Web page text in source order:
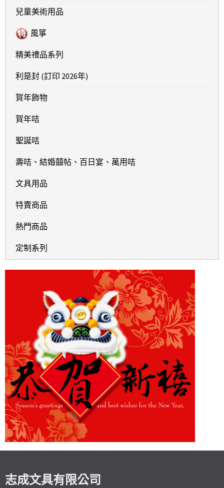
兒童美術用品
風箏
精美禮品系列
利是封 (訂印 2026年)
賀年飾物
賀年咭
聖誕咭
壽咭、結婚囍帖、百日宴、萬用咭
文具用品
特賣商品
熱門商品
定制系列
志成文具有限公司